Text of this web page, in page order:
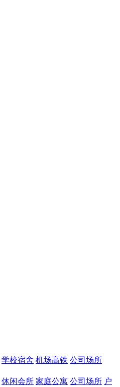
学校宿舍 机场高铁 公司场所
休闲会所 家庭公寓 公司场所 户